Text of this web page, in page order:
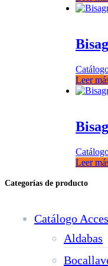
Leer
Leer
Categorías de producto
Catálogo
Aldabas